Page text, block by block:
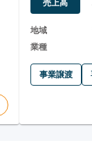
売上高
地域
業種
事業譲渡